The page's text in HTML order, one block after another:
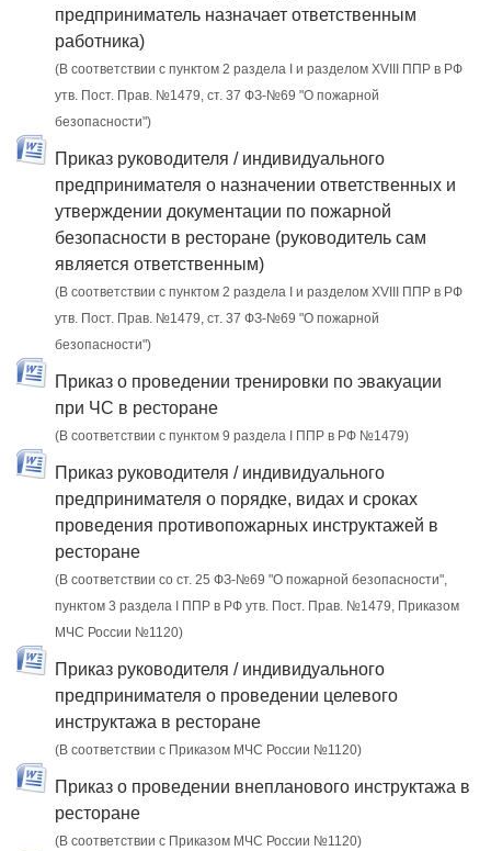
предприниматель назначает ответственным
работника)
(В соответствии с пунктом 2 раздела I и разделом XVIII ППР в РФ
утв. Пост. Прав. №1479, ст. 37 ФЗ-№69 "О пожарной
безопасности")
Приказ руководителя / индивидуального
предпринимателя о назначении ответственных и
утверждении документации по пожарной
безопасности в ресторане (руководитель сам
является ответственным)
(В соответствии с пунктом 2 раздела I и разделом XVIII ППР в РФ
утв. Пост. Прав. №1479, ст. 37 ФЗ-№69 "О пожарной
безопасности")
Приказ о проведении тренировки по эвакуации
при ЧС в ресторане
(В соответствии с пунктом 9 раздела I ППР в РФ №1479)
Приказ руководителя / индивидуального
предпринимателя о порядке, видах и сроках
проведения противопожарных инструктажей в
ресторане
(В соответствии со ст. 25 ФЗ-№69 "О пожарной безопасности",
пунктом 3 раздела I ППР в РФ утв. Пост. Прав. №1479, Приказом
МЧС России №1120)
Приказ руководителя / индивидуального
предпринимателя о проведении целевого
инструктажа в ресторане
(В соответствии с Приказом МЧС России №1120)
Приказ о проведении внепланового инструктажа в
ресторане
(В соответствии с Приказом МЧС России №1120)